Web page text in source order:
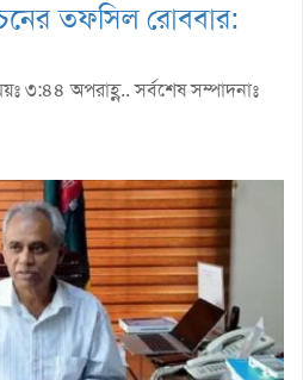
তফসিল রোববার:
৩:৪৪ অপরাহ্ণ.. সর্বশেষ সম্পাদনাঃ